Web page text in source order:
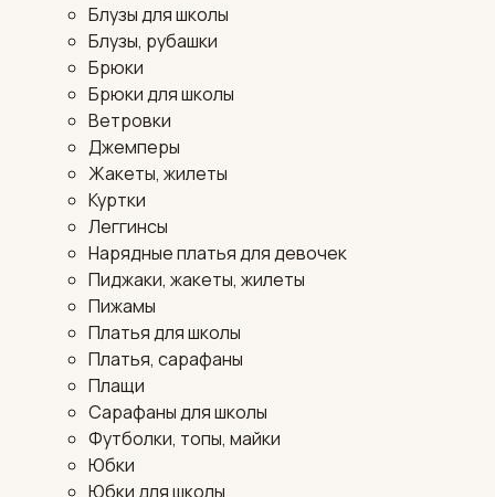
Блузы для школы
Блузы, рубашки
Брюки
Брюки для школы
Ветровки
Джемперы
Жакеты, жилеты
Куртки
Леггинсы
Нарядные платья для девочек
Пиджаки, жакеты, жилеты
Пижамы
Платья для школы
Платья, сарафаны
Плащи
Сарафаны для школы
Футболки, топы, майки
Юбки
Юбки для школы